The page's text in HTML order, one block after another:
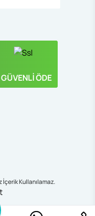
GÜVENLİ ÖDE
İçerik Kullanılamaz.